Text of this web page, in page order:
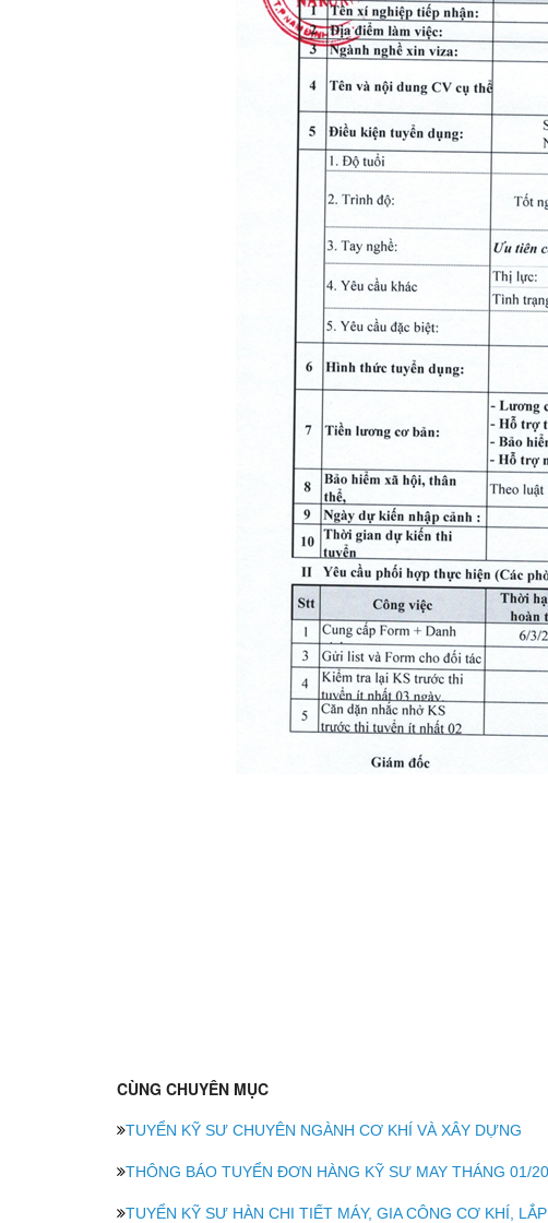
CÙNG CHUYÊN MỤC
TUYỂN KỸ SƯ CHUYÊN NGÀNH CƠ KHÍ VÀ XÂY DỰNG
THÔNG BÁO TUYỂN ĐƠN HÀNG KỸ SƯ MAY THÁNG 01/
TUYỂN KỸ SƯ HÀN CHI TIẾT MÁY, GIA CÔNG CƠ KHÍ,